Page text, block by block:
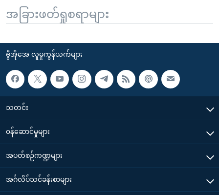
အခြားဖတ်ရှုစရာများ
ဗွီအိုအေ လူမှုကွန်ယက်များ
သတင်း
၀န်ဆောင်မှုများ
အပတ်စဉ်ကဏ္ဍများ
အင်္ဂလိပ်သင်ခန်းစာများ